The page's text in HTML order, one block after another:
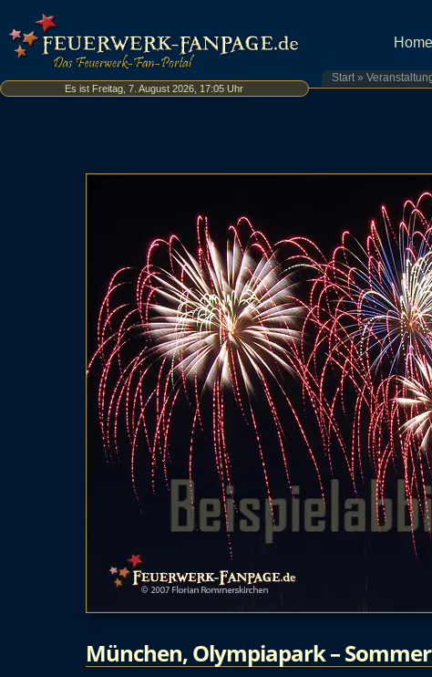
Es ist Freitag, 7. August 2026, 17:05 Uhr
Home
Start»
München, Olympiapark –